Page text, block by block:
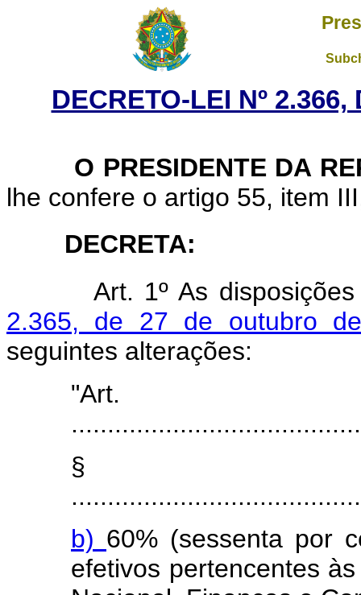
DECRETO-LEI Nº
O PRESIDENTE DA
lhe confere o artigo 55, item
DECRETA:
Art. 1º As
2.365, de 27 de outubro
seguintes alterações:
§
b) 60% (sessenta por
efetivos pertencentes